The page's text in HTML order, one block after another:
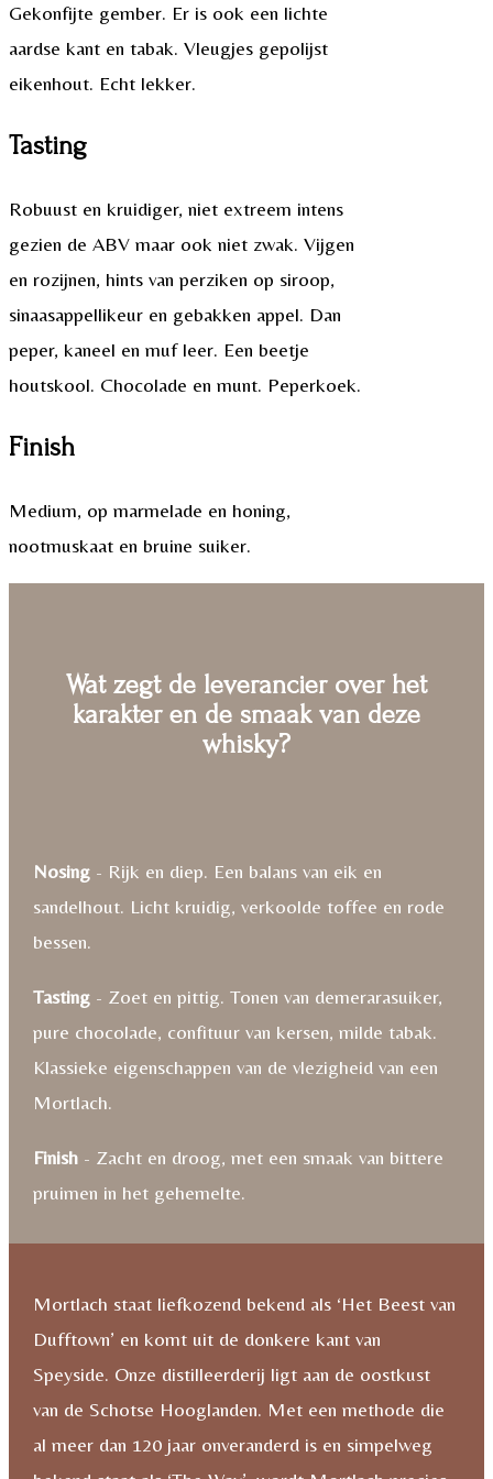
Gekonfijte gember. Er is ook een lichte
aardse kant en tabak. Vleugjes gepolijst
eikenhout. Echt lekker.
Tasting
Robuust en kruidiger, niet extreem intens
gezien de ABV maar ook niet zwak. Vijgen
en rozijnen, hints van perziken op siroop,
sinaasappellikeur en gebakken appel. Dan
peper, kaneel en muf leer. Een beetje
houtskool. Chocolade en munt. Peperkoek.
Finish
Medium, op marmelade en honing,
nootmuskaat en bruine suiker.
Wat zegt de leverancier over het
karakter en de smaak van deze
whisky?
Nosing- Rijk en diep. Een balans van eik en
sandelhout. Licht kruidig, verkoolde toffee en rode
bessen.
Tasting- Zoet en pittig. Tonen van demerarasuiker,
pure chocolade, confituur van kersen, milde tabak.
Klassieke eigenschappen van de vlezigheid van een
Mortlach.
Finish- Zacht en droog, met een smaak van bittere
pruimen in het gehemelte.
Mortlach staat liefkozend bekend als ‘Het Beest van
Dufftown’ en komt uit de donkere kant van
Speyside. Onze distilleerderij ligt aan de oostkust
van de Schotse Hooglanden. Met een methode die
al meer dan 120 jaar onveranderd is en simpelweg